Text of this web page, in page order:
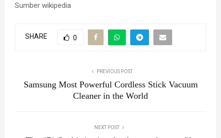
Sumber wikipedia
SHARE 0
PREVIOUS POST
Samsung Most Powerful Cordless Stick Vacuum
Cleaner in the World
NEXT POST